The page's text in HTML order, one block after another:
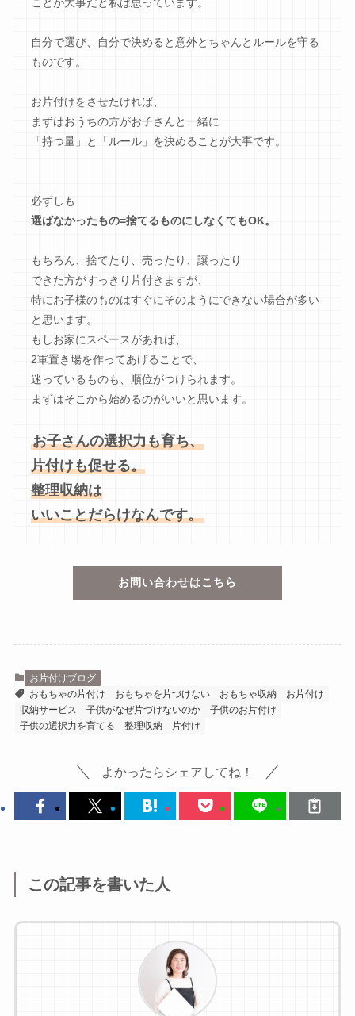
自分で選び、自分で決めると意外とちゃんとルールを守る
ものです。
お片付けをさせたければ、
まずはおうちの方がお子さんと一緒に
「持つ量」と「ルール」を決めることが大事です。
必ずしも
選ばなかったもの=捨てるものにしなくてもOK。
もちろん、捨てたり、売ったり、譲ったり
できた方がすっきり片付きますが、
特にお子様のものはすぐにそのようにできない場合が多い
と思います。
もしお家にスペースがあれば、
2軍置き場を作ってあげることで、
迷っているものも、順位がつけられます。
まずはそこから始めるのがいいと思います。
お子さんの選択力も育ち、
片付けも促せる。
整理収納は
いいことだらけなんです。
お問い合わせはこちら
お片付けブログ
おもちゃの片付け
おもちゃを片づけない おもちゃ収納
お片付け
収納サービス
子供がなぜ片づけないのか
子供のお片付け
子供の選択力を育てる
整理収納 片付け
よかったらシェアしてね！
この記事を書いた人